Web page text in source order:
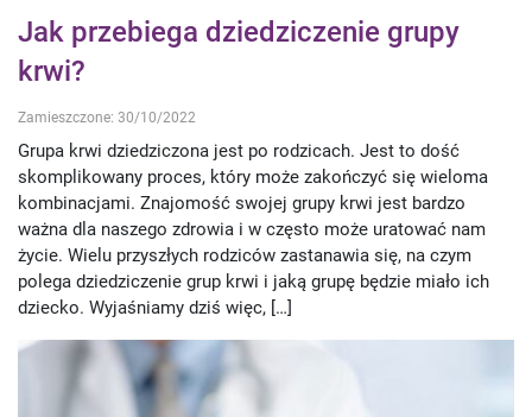
Jak przebiega dziedziczenie grupy
krwi?
Zamieszczone: 30/10/2022
Grupa krwi dziedziczona jest po rodzicach. Jest to dość
skomplikowany proces, który może zakończyć się wieloma
kombinacjami. Znajomość swojej grupy krwi jest bardzo
ważna dla naszego zdrowia i w często może uratować nam
życie. Wielu przyszłych rodziców zastanawia się, na czym
polega dziedziczenie grup krwi i jaką grupę będzie miało ich
dziecko. Wyjaśniamy dziś więc, […]